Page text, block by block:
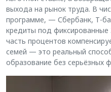
выхода на рынок труда. В
программе, — Сбербанк, Т-
кредиты под фиксированные
часть процентов
семей — это реальный
образование без серьёзных